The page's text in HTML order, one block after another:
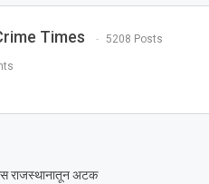
Times 5208 Posts
राजस्थानातून अटक